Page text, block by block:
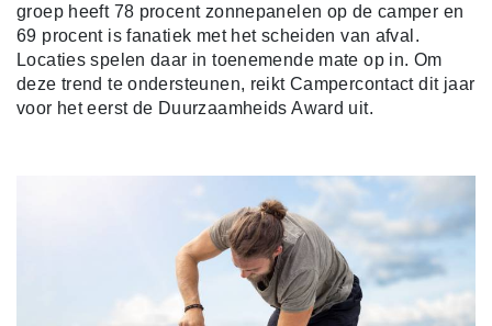
groep heeft 78 procent zonnepanelen op de camper en
69 procent is fanatiek met het scheiden van afval.
Locaties spelen daar in toenemende mate op in. Om
deze trend te ondersteunen, reikt Campercontact dit jaar
voor het eerst de Duurzaamheids Award uit.